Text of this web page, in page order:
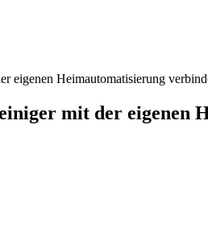
eigenen Heimautomatisierung
mit der eigenen